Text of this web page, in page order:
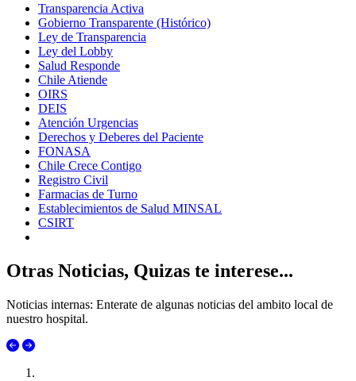
Transparencia Activa
Gobierno Transparente (Histórico)
Ley de Transparencia
Ley del Lobby
Salud Responde
Chile Atiende
OIRS
DEIS
Atención Urgencias
Derechos y Deberes del Paciente
FONASA
Chile Crece Contigo
Registro Civil
Farmacias de Turno
Establecimientos de Salud MINSAL
CSIRT
Otras Noticias, Quizas te interese...
Noticias internas: Enterate de algunas noticias del ambito local de
nuestro hospital.